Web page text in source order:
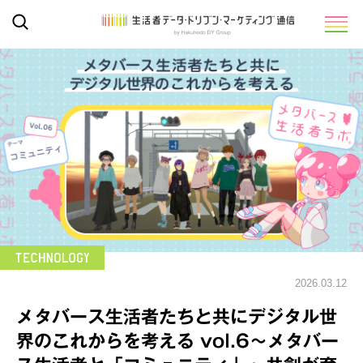
2026.03.12
メタバース生活者たちと共にデジタル世
界のこれからを考える vol.6～メタバー